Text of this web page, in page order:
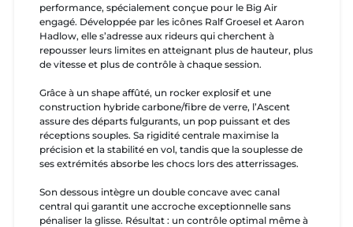
performance, spécialement conçue pour le Big Air
engagé. Développée par les icônes Ralf Groesel et Aaron
Hadlow, elle s’adresse aux rideurs qui cherchent à
repousser leurs limites en atteignant plus de hauteur, plus
de vitesse et plus de contrôle à chaque session.
Grâce à un shape affûté, un rocker explosif et une
construction hybride carbone/fibre de verre, l’Ascent
assure des départs fulgurants, un pop puissant et des
réceptions souples. Sa rigidité centrale maximise la
précision et la stabilité en vol, tandis que la souplesse de
ses extrémités absorbe les chocs lors des atterrissages.
Son dessous intègre un double concave avec canal
central qui garantit une accroche exceptionnelle sans
pénaliser la glisse. Résultat : un contrôle optimal même à